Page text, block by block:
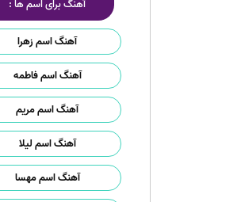
آهنگ برای اسم ها :
آهنگ اسم زهرا
آهنگ اسم فاطمه
آهنگ اسم مریم
آهنگ اسم لیلا
آهنگ اسم مهسا